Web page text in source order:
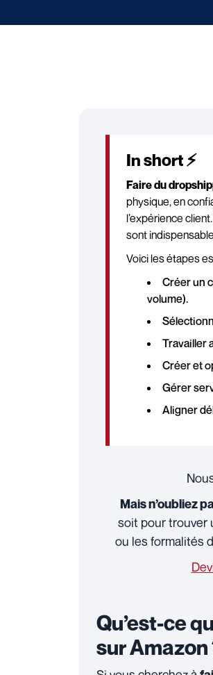
In short ⚡
Faire du
physique, en
l’expérience
sont
Voici les étapes
Créer un
volume).
Travailler
Créer et
Gérer
Aligner
Mais n’oubliez
soit pour trouver
ou les formalités
Qu’est-ce
sur Amazon